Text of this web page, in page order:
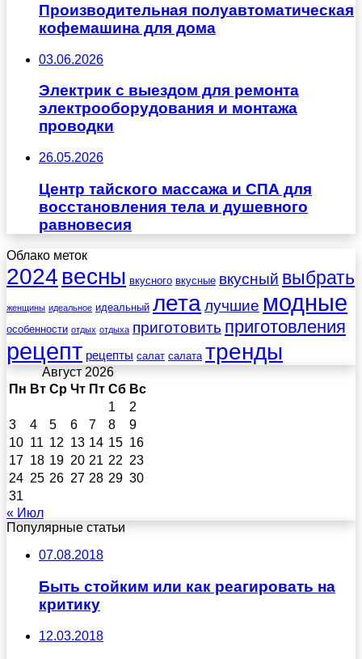
Производительная полуавтоматическая
кофемашина для дома
03.06.2026
Электрик с выездом для ремонта
электрооборудования и монтажа
проводки
26.05.2026
Центр тайского массажа и СПА для
восстановления тела и душевного
равновесия
Облако меток
2024 весны вкусного вкусные вкусный выбрать
женщины идеальное идеальный леталучшие модные
особенности отдых отдыха приготовить приготовления
рецепт рецепты салат салата тренды
Август 2026
Пн Вт Ср Чт Пт Сб Вс
1
2
3
4 5 6 7 8
9
10 11 12 13 14 15 16
17 18 19 20 21 22 23
24 25 26 27 28 29 30
31
« Июл
Популярные статьи
07.08.2018
Быть стойким или как реагировать на
критику
12.03.2018